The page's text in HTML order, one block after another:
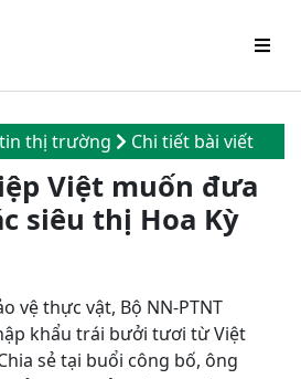
thị trường Chi tiết bài viết
Việt muốn đưa
siêu thị Hoa Kỳ
vệ thực vật, Bộ NN-PTNT
khẩu trái bưởi tươi từ Việt
sẻ tại buổi công bố, ông